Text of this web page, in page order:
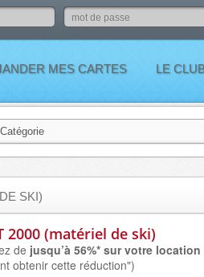
MES CARTES LE
SKI)
2000 (matériel de ski)
de jusqu’à 56%* sur votre
obtenir cette réduction")